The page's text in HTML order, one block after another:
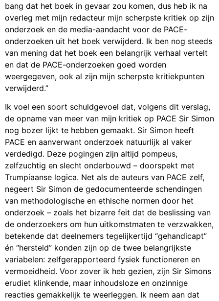
bang dat het boek in gevaar zou komen, dus heb ik na
overleg met mijn redacteur mijn scherpste kritiek op zijn
onderzoek en de media-aandacht voor de PACE-
onderzoeken uit het boek verwijderd. Ik ben nog steeds
van mening dat het boek een belangrijk verhaal vertelt
en dat de PACE-onderzoeken goed worden
weergegeven, ook al zijn mijn scherpste kritiekpunten
verwijderd.”
Ik voel een soort schuldgevoel dat, volgens dit verslag,
de opname van meer van mijn kritiek op PACE Sir Simon
nog bozer lijkt te hebben gemaakt. Sir Simon heeft
PACE en aanverwant onderzoek natuurlijk al vaker
verdedigd. Deze pogingen zijn altijd pompeus,
zelfzuchtig en slecht onderbouwd – doorspekt met
Trumpiaanse logica. Net als de auteurs van PACE zelf,
negeert Sir Simon de gedocumenteerde schendingen
van methodologische en ethische normen door het
onderzoek – zoals het bizarre feit dat de beslissing van
de onderzoekers om hun uitkomstmaten te verzwakken,
betekende dat deelnemers tegelijkertijd “gehandicapt”
én “hersteld” konden zijn op de twee belangrijkste
variabelen: zelfgerapporteerd fysiek functioneren en
vermoeidheid. Voor zover ik heb gezien, zijn Sir Simons
erudiet klinkende, maar inhoudsloze en onzinnige
reacties gemakkelijk te weerleggen. Ik neem aan dat